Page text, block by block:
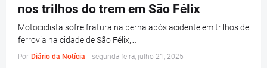
nos trilhos do trem em São Félix
Motociclista sofre fratura na perna após acidente em trilhos de
ferrovia na cidade de São Félix,…
Por Diário da Notícia - segunda-feira, julho 21, 2025